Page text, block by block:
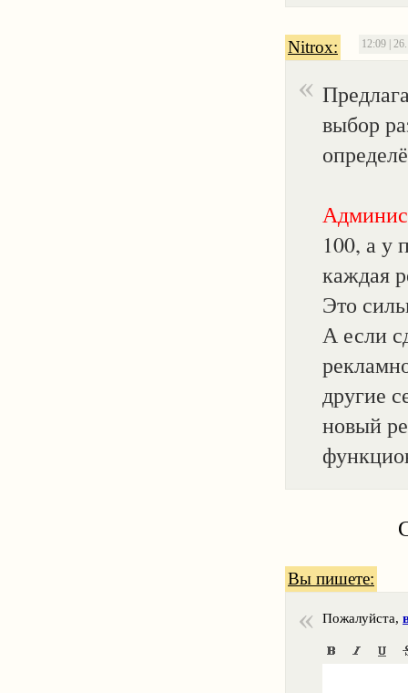
Nitrox: 12:09 |
выбор
100, а у
каждая
Это
А если
другие
новый
Вы пишете:
Пожалуйста,